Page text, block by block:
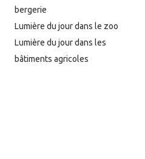
bergerie
Lumière du jour dans le zoo
Lumière du jour dans les
bâtiments agricoles